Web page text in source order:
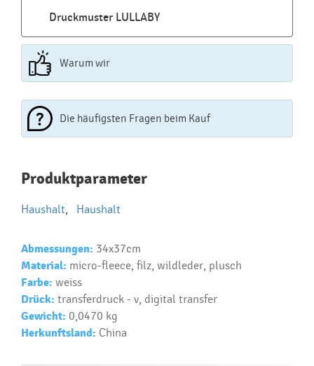
Druckmuster LULLABY
Warum wir
Die häufigsten Fragen beim Kauf
Najčastejšie otázky pri nákupe
reklamných predmetov
Ako realizujete potlač na reklamné premedy?
Ako si vybrať správny predmet?
Text...
Produktparameter
Haushalt, Haushalt
Abmessungen: 34x37cm
Material: micro-fleece, filz, wildleder, plusch
Farbe: weiss
Drück: transferdruck - v, digital transfer
Gewicht: 0,0470 kg
Herkunftsland: China